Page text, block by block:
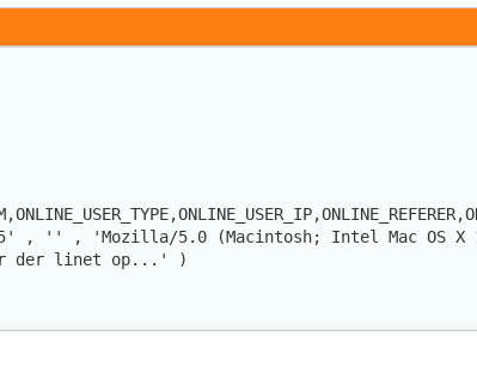
, 'Mozilla/5.0 (Macintosh; Intel Mac OS X
er der linet op...' )